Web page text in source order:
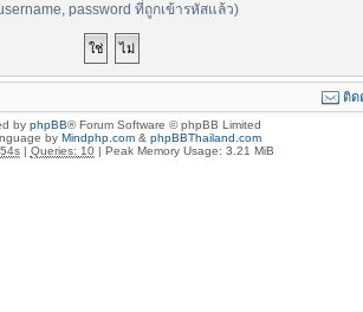
password ที่ถูกเข้ารหัสแล้ว)
ติด
by phpBB® Forum Software © phpBB Limited
by Mindphp.com& phpBBThailand.com
| Queries: 10| Peak Memory Usage: 3.21 MiB